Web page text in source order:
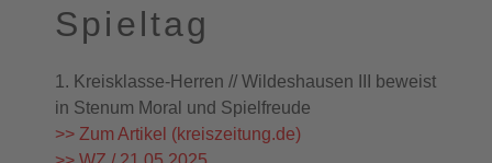
Spieltag
1. Kreisklasse-Herren // Wildeshausen III beweist
in Stenum Moral und Spielfreude
>> Zum Artikel (kreiszeitung.de)